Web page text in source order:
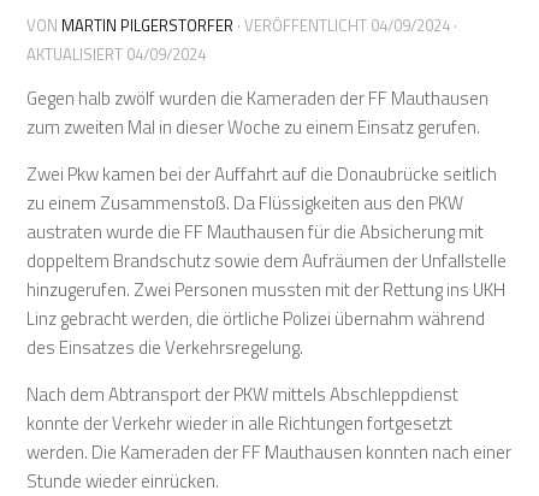
VON MARTIN PILGERSTORFER · VERÖFFENTLICHT 04/09/2024 ·
AKTUALISIERT 04/09/2024
Gegen halb zwölf wurden die Kameraden der FF Mauthausen
zum zweiten Mal in dieser Woche zu einem Einsatz gerufen.
Zwei Pkw kamen bei der Auffahrt auf die Donaubrücke seitlich
zu einem Zusammenstoß. Da Flüssigkeiten aus den PKW
austraten wurde die FF Mauthausen für die Absicherung mit
doppeltem Brandschutz sowie dem Aufräumen der Unfallstelle
hinzugerufen. Zwei Personen mussten mit der Rettung ins UKH
Linz gebracht werden, die örtliche Polizei übernahm während
des Einsatzes die Verkehrsregelung.
Nach dem Abtransport der PKW mittels Abschleppdienst
konnte der Verkehr wieder in alle Richtungen fortgesetzt
werden. Die Kameraden der FF Mauthausen konnten nach einer
Stunde wieder einrücken.